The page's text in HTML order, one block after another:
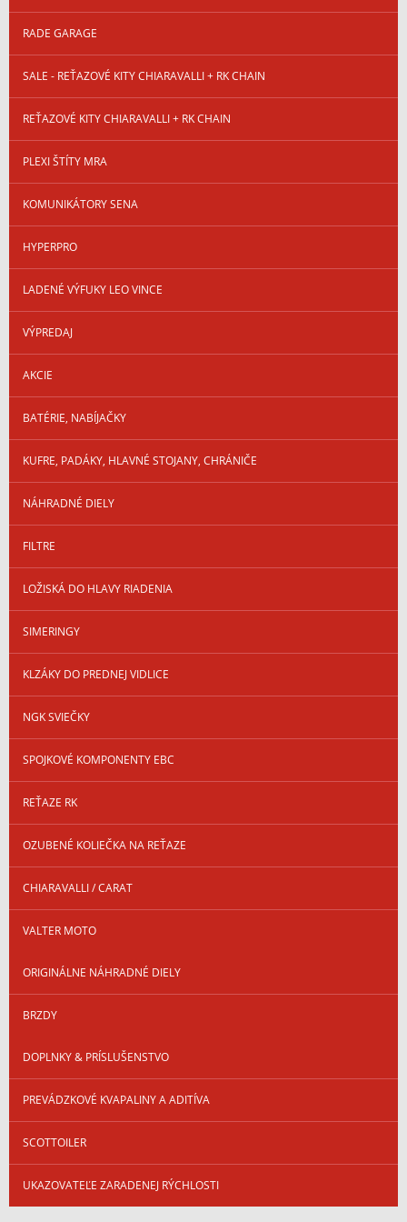
RADE GARAGE
SALE - REŤAZOVÉ KITY CHIARAVALLI + RK CHAIN
REŤAZOVÉ KITY CHIARAVALLI + RK CHAIN
PLEXI ŠTÍTY MRA
KOMUNIKÁTORY SENA
HYPERPRO
LADENÉ VÝFUKY LEO VINCE
VÝPREDAJ
AKCIE
BATÉRIE, NABÍJAČKY
KUFRE, PADÁKY, HLAVNÉ STOJANY, CHRÁNIČE
NÁHRADNÉ DIELY
FILTRE
LOŽISKÁ DO HLAVY RIADENIA
SIMERINGY
KLZÁKY DO PREDNEJ VIDLICE
NGK SVIEČKY
SPOJKOVÉ KOMPONENTY EBC
REŤAZE RK
OZUBENÉ KOLIEČKA NA REŤAZE
CHIARAVALLI / CARAT
VALTER MOTO
ORIGINÁLNE NÁHRADNÉ DIELY
BRZDY
DOPLNKY & PRÍSLUŠENSTVO
PREVÁDZKOVÉ KVAPALINY A ADITÍVA
SCOTTOILER
UKAZOVATEĽE ZARADENEJ RÝCHLOSTI